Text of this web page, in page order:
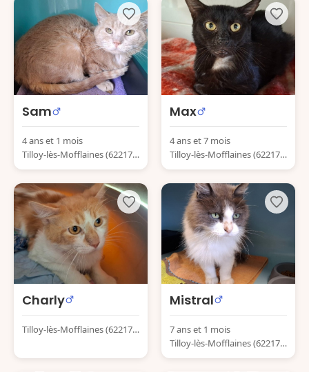
Sam
4 ans et 1 mois
Tilloy-lès-Mofflaines (62217)
France
Max
4 ans et 7 mois
Tilloy-lès-Mofflaines (62217)
France
Charly
Tilloy-lès-Mofflaines (62217)
Mistral
7 ans et 1 mois
Tilloy-lès-Mofflaines (62217)
France